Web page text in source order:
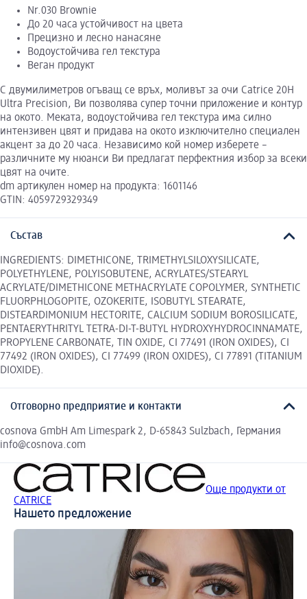
Nr.030 Brownie
До 20 часа устойчивост на цвета
Прецизно и лесно нанасяне
Водоустойчива гел текстура
Веган продукт
С двумилиметров огъващ се връх, моливът за очи Catrice 20H
Ultra Precision, Ви позволява супер точни приложение и контур
на окото. Меката, водоустойчива гел текстура има силно
интензивен цвят и придава на окото изключително специален
акцент за до 20 часа. Независимо кой номер изберете –
различните му нюанси Ви предлагат перфектния избор за всеки
цвят на очите.
dm артикулен номер на продукта: 1601146
GTIN: 4059729329349
Състав
INGREDIENTS: DIMETHICONE, TRIMETHYLSILOXYSILICATE,
POLYETHYLENE, POLYISOBUTENE, ACRYLATES/STEARYL
ACRYLATE/DIMETHICONE METHACRYLATE COPOLYMER, SYNTHETIC
FLUORPHLOGOPITE, OZOKERITE, ISOBUTYL STEARATE,
DISTEARDIMONIUM HECTORITE, CALCIUM SODIUM BOROSILICATE,
PENTAERYTHRITYL TETRA-DI-T-BUTYL HYDROXYHYDROCINNAMATE,
PROPYLENE CARBONATE, TIN OXIDE, CI 77491 (IRON OXIDES), CI
77492 (IRON OXIDES), CI 77499 (IRON OXIDES), CI 77891 (TITANIUM
DIOXIDE).
Отговорно предприятие и контакти
cosnova GmbH Am Limespark 2, D-65843 Sulzbach, Германия
info@cosnova.com
Още продукти от
CATRICE
Нашето предложение